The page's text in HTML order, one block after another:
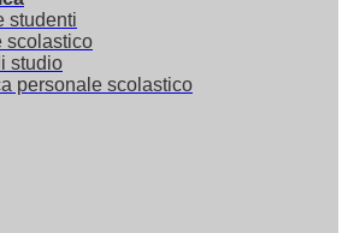
studenti
scolastico
studio
personale scolastico